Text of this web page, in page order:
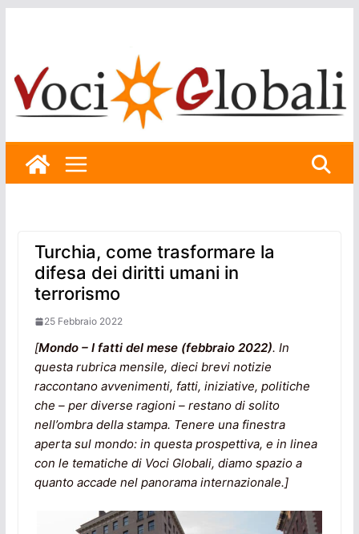
Turchia, come trasformare la
difesa dei diritti umani in
terrorismo
25 Febbraio 2022
[Mondo – I fatti del mese (febbraio 2022). In
questa rubrica mensile, dieci brevi notizie
raccontano avvenimenti, fatti, iniziative, politiche
che – per diverse ragioni – restano di solito
nell’ombra della stampa. Tenere una finestra
aperta sul mondo: in questa prospettiva, e in linea
con le tematiche di Voci Globali, diamo spazio a
quanto accade nel panorama internazionale.]